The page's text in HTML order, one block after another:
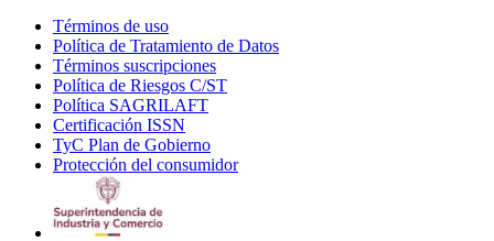
Términos de uso
in
new
window
Política de Tratamiento de Datos
Términos suscripciones
in
Política de Riesgos C/ST
Política SAGRILAFT
new
window
Certificación ISSN
in
new
TyC Plan de Gobierno
in
Protección del consumidorOpens